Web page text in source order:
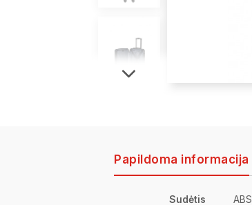
Papildoma informacija
Sudėtis ABS